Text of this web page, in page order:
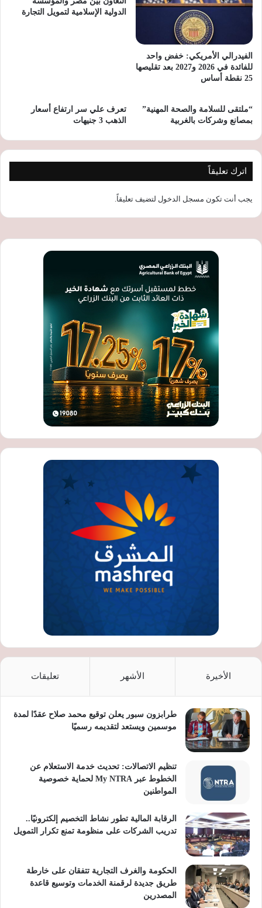
الفيدرالي الأمريكي: خفض واحد
للفائدة في 2026 و2027 بعد تقليصها
25 نقطة أساس
الدولية الإسلامية لتمويل التجارة
“ملتقى للسلامة والصحة المهنية”
بمصانع وشركات بالغربية
تعرف علي سر ارتفاع أسعار
الذهب 3 جنيهات
اترك تعليقاً
يجب أنت تكون مسجل الدخول لتضيف تعليقاً.
الأخيرة الأشهر تعليقات
طرابزون سبور يعلن توقيع محمد صلاح عقدًا لمدة
موسمين ويستعد لتقديمه رسميًا
تنظيم الاتصالات: تحديث خدمة الاستعلام عن
الخطوط عبر My NTRA لحماية خصوصية
المواطنين
الرقابة المالية تطور نشاط التخصيم إلكترونيًا..
تدريب الشركات على منظومة تمنع تكرار التمويل
الحكومة والغرف التجارية تتفقان على خارطة
طريق جديدة لرقمنة الخدمات وتوسيع قاعدة
المصدرين